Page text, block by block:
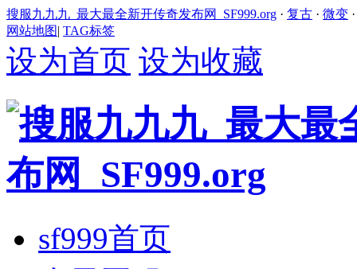
搜服九九九_最大最全新开传奇发布网_SF999.org · 复古 · 微变
网站地图| TAG标签
设为首页 设为收藏
sf999首页